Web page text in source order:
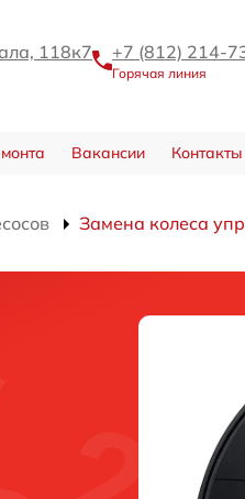
118к7 +7 (812) 214-
Горячая линия
Вакансии Контакты
Замена колеса